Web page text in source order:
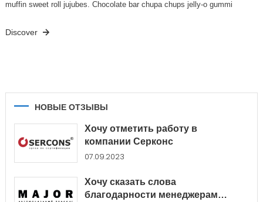
muffin sweet roll jujubes. Chocolate bar chupa chups jelly-o gummi
Discover
НОВЫЕ ОТЗЫВЫ
Хочу отметить работу в
компании Серконс
07.09.2023
Хочу сказать слова
благодарности менеджерам